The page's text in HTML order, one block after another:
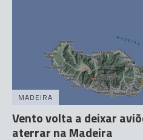
MADEIRA
Vento volta a deixar
aterrar na Madeira